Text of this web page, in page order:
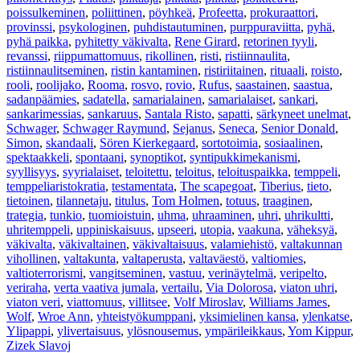
poissulkeminen, poliittinen, pöyhkeä, Profeetta, prokuraattori,
provinssi, psykologinen, puhdistautuminen, purppuraviitta, pyhä,
pyhä paikka, pyhitetty väkivalta, Rene Girard, retorinen tyyli,
revanssi, riippumattomuus, rikollinen, risti, ristiinnaulita,
ristiinnaulitseminen, ristin kantaminen, ristiriitainen, rituaali, roisto,
rooli, roolijako, Rooma, rosvo, rovio, Rufus, saastainen, saastua,
sadanpäämies, sadatella, samarialainen, samarialaiset, sankari,
sankarimessias, sankaruus, Santala Risto, sapatti, särkyneet unelmat,
Schwager, Schwager Raymund, Sejanus, Seneca, Senior Donald,
Simon, skandaali, Sören Kierkegaard, sortotoimia, sosiaalinen,
spektaakkeli, spontaani, synoptikot, syntipukkimekanismi,
syyllisyys, syyrialaiset, teloitettu, teloitus, teloituspaikka, temppeli,
temppeliaristokratia, testamentata, The scapegoat, Tiberius, tieto,
tietoinen, tilannetaju, titulus, Tom Holmen, totuus, traaginen,
trategia, tunkio, tuomioistuin, uhma, uhraaminen, uhri, uhrikultti,
uhritemppeli, uppiniskaisuus, upseeri, utopia, vaakuna, väheksyä,
väkivalta, väkivaltainen, väkivaltaisuus, valamiehistö, valtakunnan
vihollinen, valtakunta, valtaperusta, valtaväestö, valtiomies,
valtioterrorismi, vangitseminen, vastuu, verinäytelmä, veripelto,
veriraha, verta vaativa jumala, vertailu, Via Dolorosa, viaton uhri,
viaton veri, viattomuus, villitsee, Volf Miroslav, Williams James,
Wolf, Wroe Ann, yhteistyökumppani, yksimielinen kansa, ylenkatse,
Ylipappi, ylivertaisuus, ylösnousemus, ympärileikkaus, Yom Kippur,
Zizek Slavoj